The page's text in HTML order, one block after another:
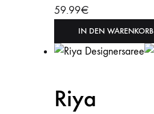
59.99€
IN DEN WARENKORB
Riya